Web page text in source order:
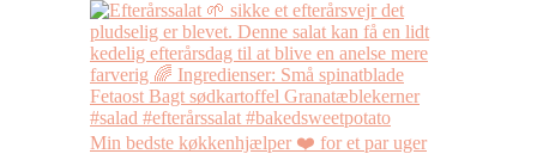
Min bedste køkkenhjælper ❤️ for et par uger